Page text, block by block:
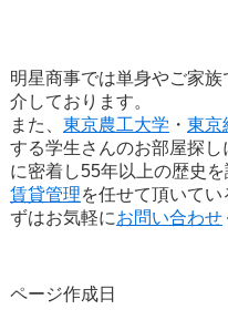
明星商事では単身やご家族
介しております。
また、 東京農工大学 ・ 東京
する学生さんのお部屋探
に密着し55年以上の歴史
賃貸管理を任せて頂いて
ずはお気軽にお問い合わせ
ページ作成日